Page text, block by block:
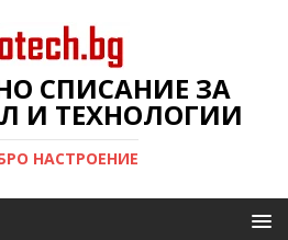
СПИСАНИЕ ЗА
И ТЕХНОЛОГИИ
НАСТРОЕНИЕ